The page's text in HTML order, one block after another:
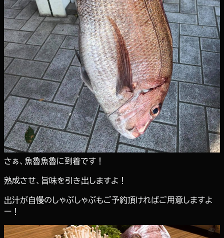
さぁ、魚魯魚魯に到着です！
熟成させ、旨味を引き出しますよ！
出汁が自慢のしゃぶしゃぶもご予約頂ければご用意しますよ
ー！